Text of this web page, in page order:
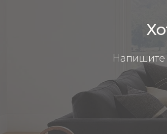
Напишите